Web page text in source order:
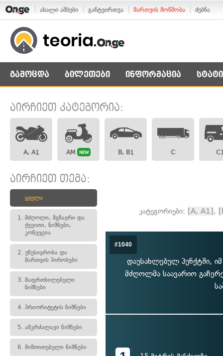
ახალი ამბები განტვირთვა მართვის მოწმობა ძებნა
გამოცდა ბილეთები ინფორმაცია
აირჩიეთ კატეგორია:
A, A1 AM NEW B, B1 C
აირჩიეთ თემა:
ყველა
1. მძღოლი, მგზავრი და
ქვეითი, ნიშნები,
კონვეცია
2. უწესივრობა და
მართვის პირობები
3. მაფრთხილებელი
ნიშნები
4. პრიორიტეტის ნიშნები
5. ამკრძალავი ნიშნები
6. მიმთითებელი ნიშნები
კატეგორიები: [A, A1],
#1040
დაუსახლებულ პუნქტში,
მძღოლმა საავარიო